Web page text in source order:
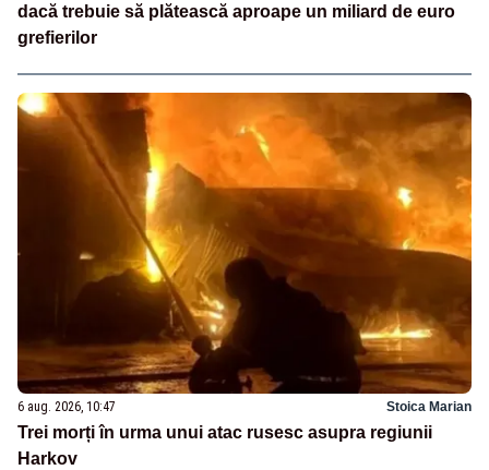
dacă trebuie să plătească aproape un miliard de euro
grefierilor
6 aug. 2026, 10:47 Stoica Marian
Trei morți în urma unui atac rusesc asupra regiunii
Harkov